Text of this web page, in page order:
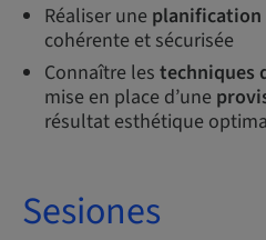
Réaliser une
cohérente et sécurisée
Connaître les techniques
mise en place d’une
résultat esthétique
Sesiones